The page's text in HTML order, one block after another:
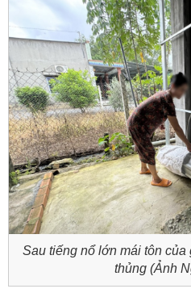
Sau tiếng nổ lớn mái tôn của
thủng (Ảnh